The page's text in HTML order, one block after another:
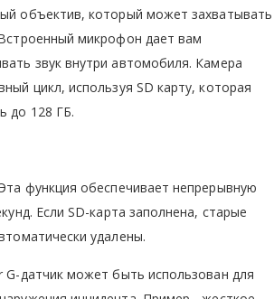
объектив, который может захватывать
микрофон дает вам
звук внутри автомобиля. Камера
цикл, используя SD карту, которая
до 128 ГБ.
функция обеспечивает непрерывную
Если SD-карта заполнена, старые
удалены.
G-датчик может быть использован для